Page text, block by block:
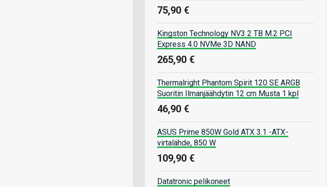
75,90 €
Kingston Technology NV3 2 TB M.2 PCI
Express 4.0 NVMe 3D NAND
265,90 €
Thermalright Phantom Spirit 120 SE ARGB
Suoritin Ilmanjäähdytin 12 cm Musta 1 kpl
46,90 €
ASUS Prime 850W Gold ATX 3.1 -ATX-
virtalähde, 850 W
109,90 €
Datatronic pelikoneet